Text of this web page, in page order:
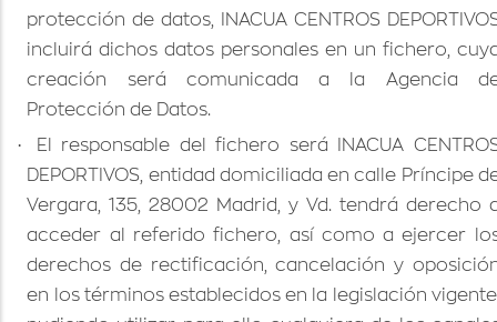
protección de datos, INACUA CENTROS
incluirá dichos datos personales en un fichero,
creación será comunicada a la Agencia
Protección de Datos.
·
El responsable del fichero será INACUA
DEPORTIVOS, entidad domiciliada en calle Príncipe
Vergara, 135, 28002 Madrid, y Vd. tendrá derecho
acceder al referido fichero, así como a ejercer
derechos de rectificación, cancelación y
en los términos establecidos en la legislación